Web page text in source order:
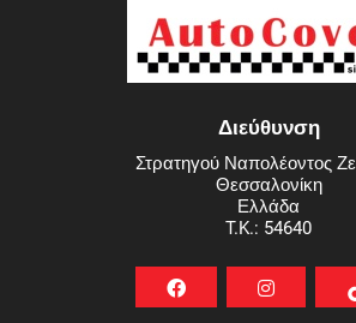
Διεύθυνση
Στρατηγού Ναπολέοντος
Θεσσαλονίκη
Ελλάδα
T.K.: 54640